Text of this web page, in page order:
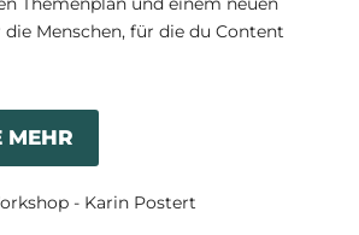
Menschen, für die du Content
MEHR